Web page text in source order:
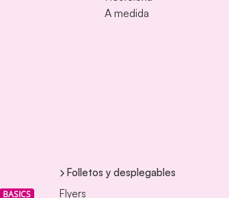
A medida
BASICS
Folletos y desplegables
Flyers